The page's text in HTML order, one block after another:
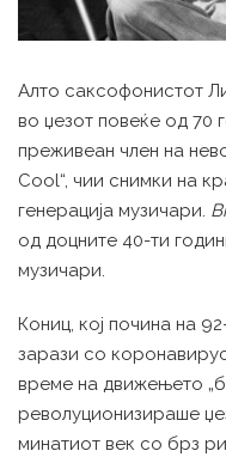
Алто саксофонистот
во џезот повеќе од 70
преживеан член на
Cool“, чии снимки на
генерација музичари.
од доцните 40-ти
музичари.
Кониц, кој почина на
зарази со
време на движењето
револуционизираше
минатиот век со брз